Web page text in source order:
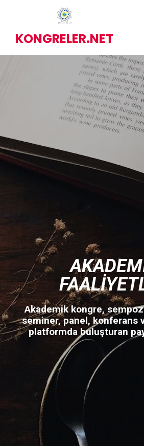
KONGRELER.NET
Akademik kongre,
seminer, panel, konferans
platformda buluşturan